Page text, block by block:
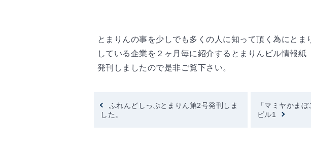
とまりんの事を少しでも多くの人に知って頂く為にとま
している企業を２ヶ月毎に紹介するとまりんビル情報紙
発刊しましたので是非ご覧下さい。
ふれんどしっぷとまりん第2号発刊しま
した。
「マミヤかま
ビル1